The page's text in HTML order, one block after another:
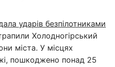
ударів безпілотниками
Холодногірський
міста. У місцях
пошкоджено понад 25